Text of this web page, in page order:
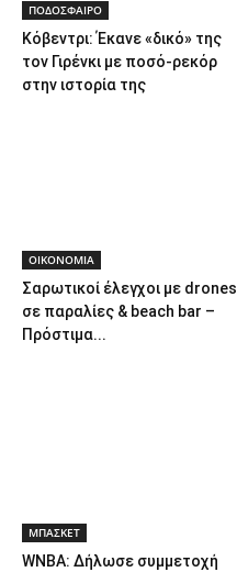
ΠΟΔΟΣΦΑΙΡΟ
Κόβεντρι: Έκανε «δικό» της
τον Γιρένκι με ποσό-ρεκόρ
στην ιστορία της
ΟΙΚΟΝΟΜΙΑ
Σαρωτικοί έλεγχοι με drones
σε παραλίες & beach bar –
Πρόστιμα...
ΜΠΑΣΚΕΤ
WNBA: Δήλωσε συμμετοχή